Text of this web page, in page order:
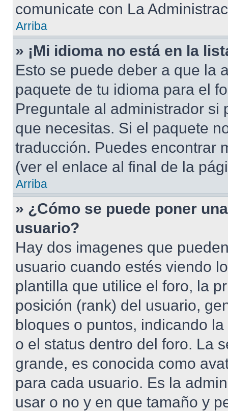
comunicate con La
Arriba
» ¡Mi idioma no está en la
Esto se puede deber a que la
paquete de tu idioma para el
Preguntale al administrador si
que necesitas. Si el paquete
traducción. Puedes encontrar
(ver el enlace al final de la
Arriba
» ¿Cómo se puede poner
usuario?
Hay dos imagenes que
usuario cuando estés viendo
plantilla que utilice el foro, la
posición (rank) del usuario,
bloques o puntos, indicando
o el status dentro del foro. La
grande, es conocida como
para cada usuario. Es la
usar o no y en que tamaño y